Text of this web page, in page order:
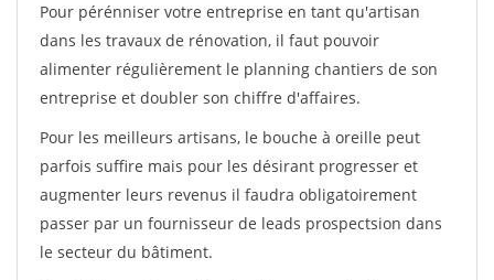
Pour pérénniser votre entreprise en tant qu'artisan
dans les travaux de rénovation, il faut pouvoir
alimenter régulièrement le planning chantiers de son
entreprise et doubler son chiffre d'affaires.
Pour les meilleurs artisans, le bouche à oreille peut
parfois suffire mais pour les désirant progresser et
augmenter leurs revenus il faudra obligatoirement
passer par un fournisseur de leads prospectsion dans
le secteur du bâtiment.